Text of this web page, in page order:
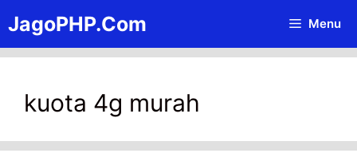
to
content
JagoPHP.Com Menu
kuota 4g murah